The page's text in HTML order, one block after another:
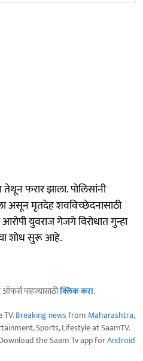
फरार झाला. पोलिसांनी
असून मृतदेह शवविच्छेदनासाठी
युवराज गेजगे विरोधात गुन्हा
शोध सुरू आहे.
ऑफर्स पाहण्यासाठीक्लिक करा.
TV.Breaking newsfrom Maharashtra,
Sports, Lifestyle at SaamTV.
the Saam Tv app forAndroid